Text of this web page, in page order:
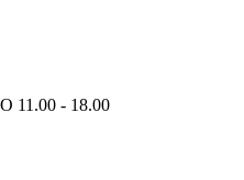
11.00 - 18.00